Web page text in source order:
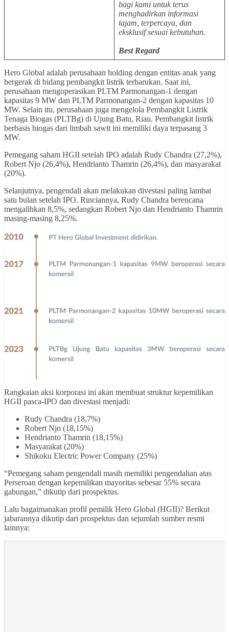
bagi kami untuk terus
menghadirkan informasi
tajam, terpercaya, dan
eksklusifsesuai kebutuhan.
Best Regard
Hero Global adalah perusahaan holding dengan entitas anak yang
bergerak di bidang pembangkit listrik terbarukan. Saat ini,
perusahaan mengoperasikan PLTM Parmonangan-1 dengan
kapasitas 9 MW dan PLTM Parmonangan-2 dengan kapasitas 10
MW. Selain itu, perusahaan juga mengelola Pembangkit Listrik
Tenaga Biogas (PLTBg) di Ujung Batu, Riau. Pembangkit listrik
berbasis biogas dari limbah sawit ini memiliki daya terpasang 3
MW.
Pemegang saham HGII setelah IPO adalah Rudy Chandra (27,2%),
Robert Njo (26,4%), Hendrianto Thamrin (26,4%), dan masyarakat
(20%).
Selanjutnya, pengendali akan melakukan divestasi paling lambat
satu bulan setelah IPO. Rinciannya, Rudy Chandra berencana
mengalihkan 8,5%, sedangkan Robert Njo dan Hendrianto Thamrin
masing-masing 8,25%.
Rangkaian aksi korporasi ini akan membuat struktur kepemilikan
HGII pasca-IPO dan divestasi menjadi:
Rudy Chandra (18,7%)
Robert Njo (18,15%)
Hendrianto Thamrin (18,15%)
Masyarakat (20%)
Shikoku Electric Power Company (25%)
“Pemegang saham pengendali masih memiliki pengendalian atas
Perseroan dengan kepemilikan mayoritas sebesar 55% secara
gabungan,” dikutip dari prospektus.
Lalu bagaimanakan profil pemilik Hero Global (HGII)? Berikut
jabarannya dikutip dari prospektus dan sejumlah sumber resmi
lainnya: